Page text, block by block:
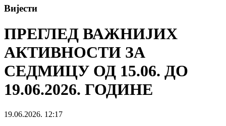
Вијести
ПРЕГЛЕД ВАЖНИЈИХ
АКТИВНОСТИ ЗА
СЕДМИЦУ ОД 15.06. ДО
19.06.2026. ГОДИНЕ
19.06.2026. 12:17